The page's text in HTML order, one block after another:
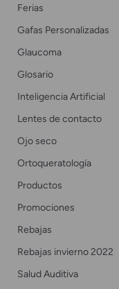
Ferias
Gafas Personalizadas
Glaucoma
Glosario
Inteligencia Artificial
Lentes de contacto
Ojo seco
Ortoqueratología
Productos
Promociones
Rebajas
Rebajas invierno 2022
Salud Auditiva